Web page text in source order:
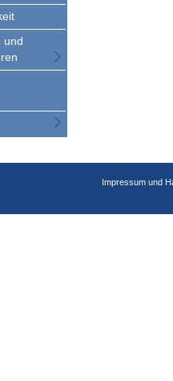
und
Impressum und